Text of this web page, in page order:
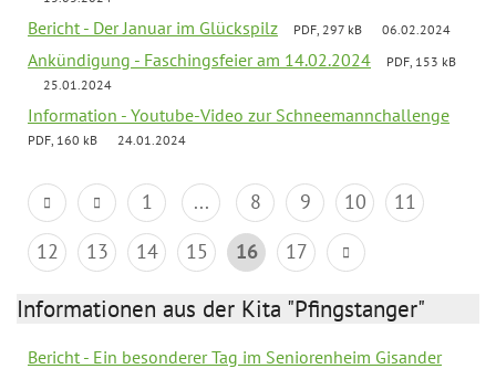
Bericht - Der Januar im Glückspilz PDF, 297 kB 06.02.2024
Ankündigung - Faschingsfeier am 14.02.2024
PDF, 153 kB
25.01.2024
Information - Youtube-Video zur Schneemannchallenge
PDF, 160 kB 24.01.2024
1 ... 8 9 10
11
12
13 14 15 16 17
Informationen aus der Kita "Pfingstanger"
Bericht - Ein besonderer Tag im Seniorenheim Gisander